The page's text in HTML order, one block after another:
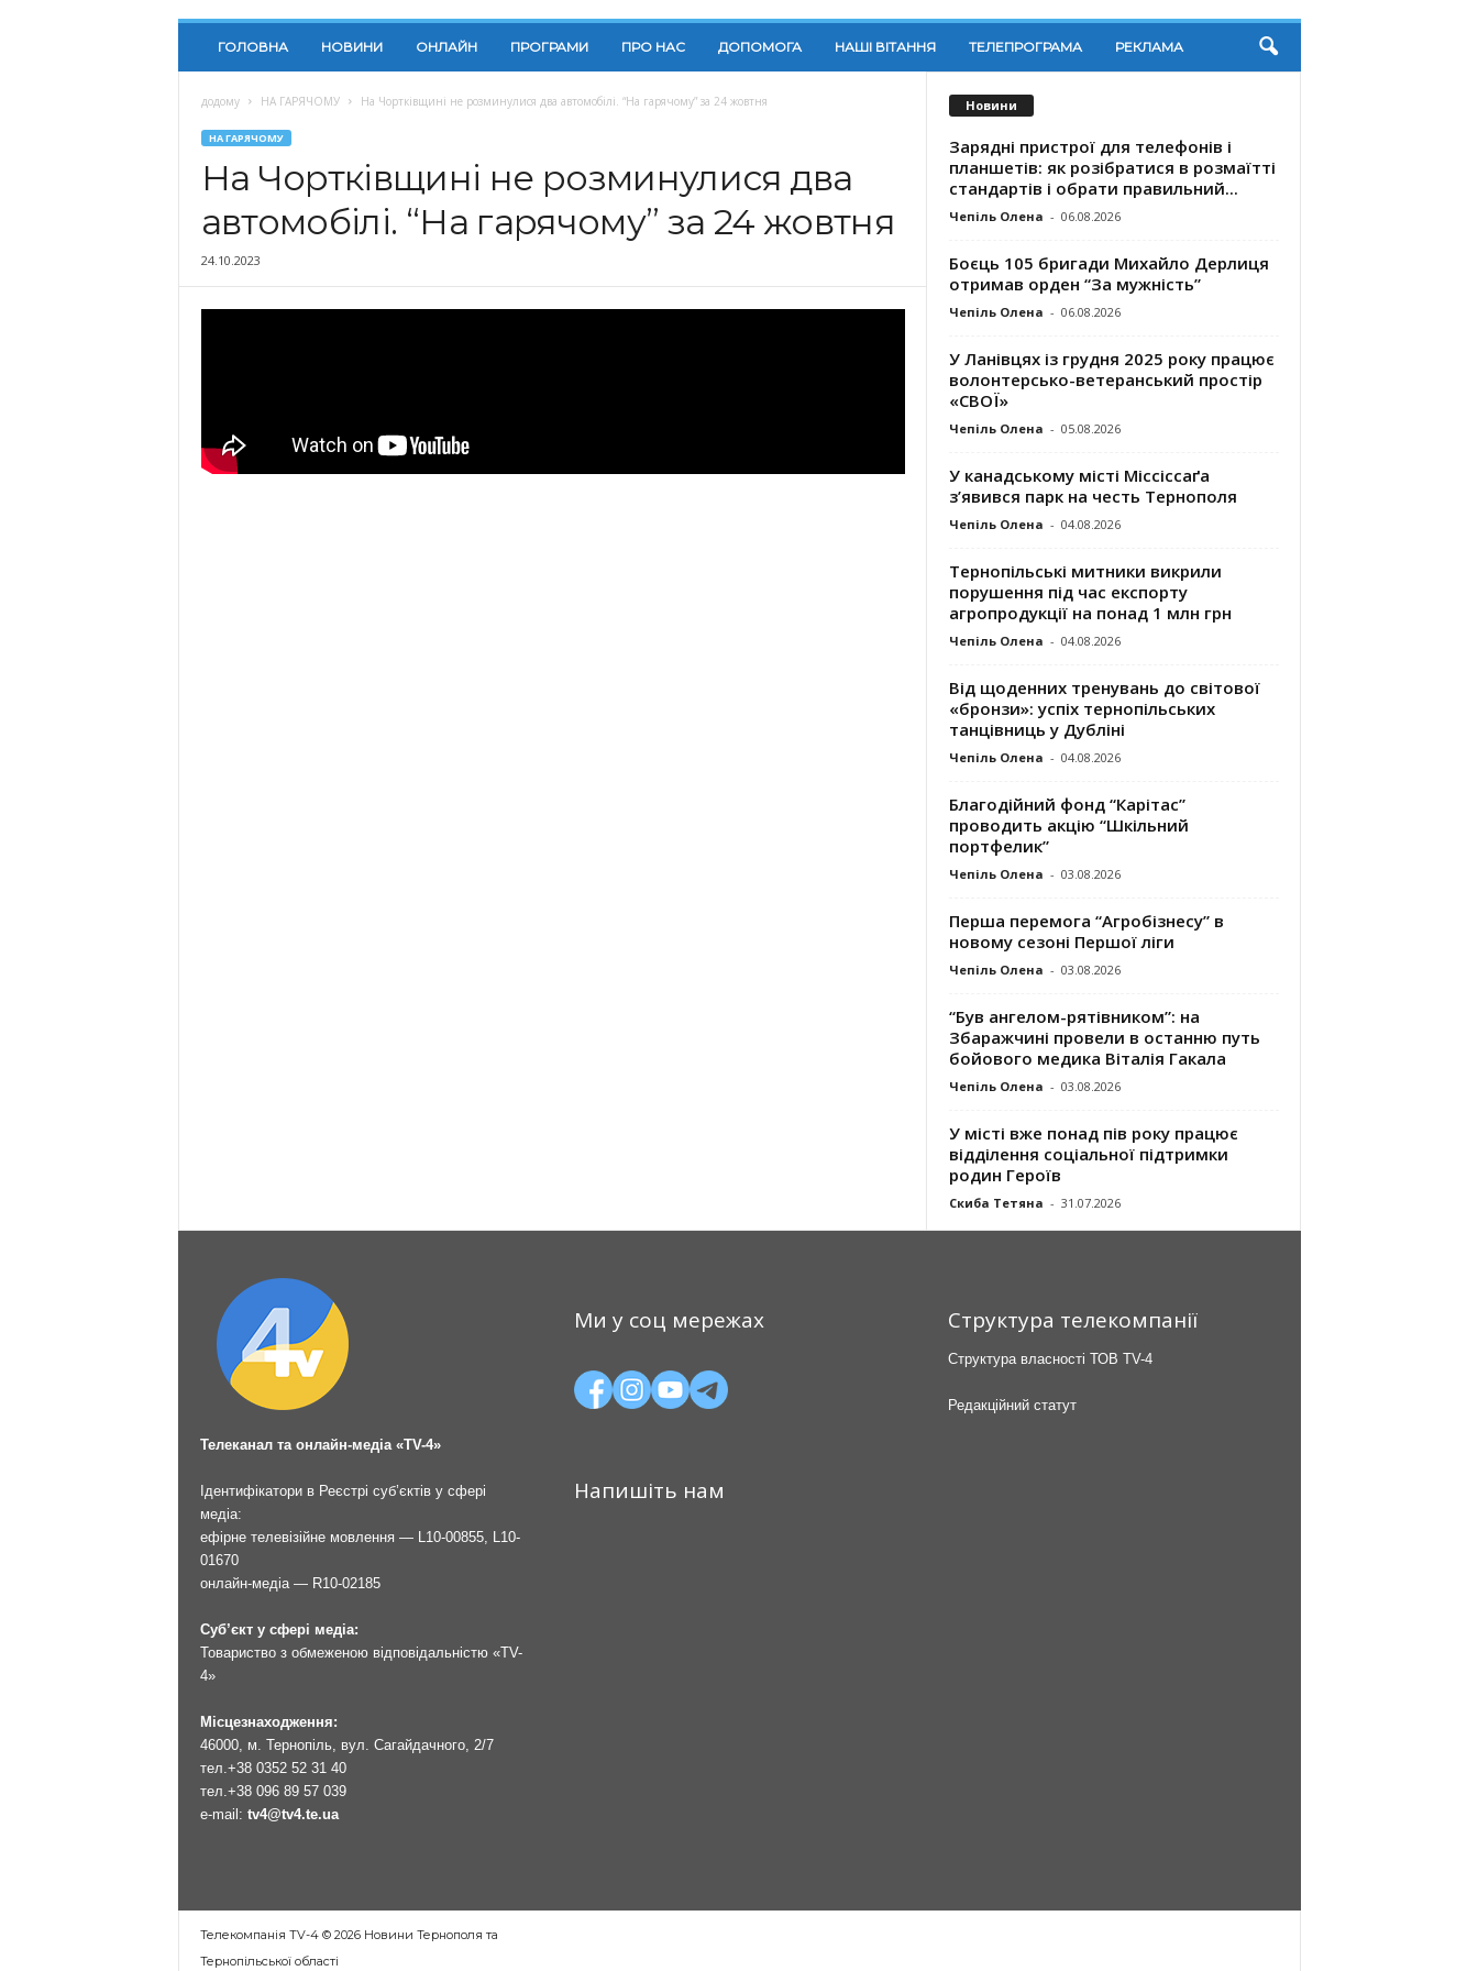
ГОЛОВНА НОВИНИ ОНЛАЙН ПРОГРАМИ ПРО НАС ДОПОМОГА НАШІ ВІТАННЯ ТЕЛЕПРОГРАМА РЕКЛАМА
додому НА ГАРЯЧОМУ На Чортківщині не розминулися два автомобілі. “На гарячому” за 24 жовтня
НА ГАРЯЧОМУ
На Чортківщині не розминулися два
автомобілі. “На гарячому” за 24 жовтня
24.10.2023
Новини
Зарядні пристрої для телефонів і
планшетів: як розібратися в розмаїтті
стандартів і обрати правильний...
Чепіль Олена - 06.08.2026
Боєць 105 бригади Михайло Дерлиця
отримав орден “За мужність”
Чепіль Олена - 06.08.2026
У Ланівцях із грудня 2025 року працює
волонтерсько-ветеранський простір
«СВОЇ»
Чепіль Олена - 05.08.2026
У канадському місті Міссіссаґа
з’явився парк на честь Тернополя
Чепіль Олена - 04.08.2026
Тернопільські митники викрили
порушення під час експорту
агропродукції на понад 1 млн грн
Чепіль Олена - 04.08.2026
Від щоденних тренувань до світової
«бронзи»: успіх тернопільських
танцівниць у Дубліні
Чепіль Олена - 04.08.2026
Благодійний фонд “Карітас”
проводить акцію “Шкільний
портфелик”
Чепіль Олена - 03.08.2026
Перша перемога “Агробізнесу” в
новому сезоні Першої ліги
Чепіль Олена - 03.08.2026
“Був ангелом-рятівником”: на
Збаражчині провели в останню путь
бойового медика Віталія Гакала
Чепіль Олена - 03.08.2026
У місті вже понад пів року працює
відділення соціальної підтримки
родин Героїв
Скиба Тетяна - 31.07.2026
Телеканал та онлайн-медіа «TV-4»
Ідентифікатори в Реєстрі суб’єктів у сфері
медіа:
ефірне телевізійне мовлення — L10-00855, L10-
01670
онлайн-медіа — R10-02185
Суб’єкт у сфері медіа:
Товариство з обмеженою відповідальністю «TV-
4»
Місцезнаходження:
46000, м. Тернопіль, вул. Сагайдачного, 2/7
тел. +38 0352 52 31 40
тел. +38 096 89 57 039
e-mail: tv4@tv4.te.ua
Ми у соц мережах
Напишіть нам
Структура телекомпанії
Структура власності ТОВ TV-4
Редакційний статут
Телекомпанія TV-4 © 2026 Новини Тернополя та
Тернопільської області